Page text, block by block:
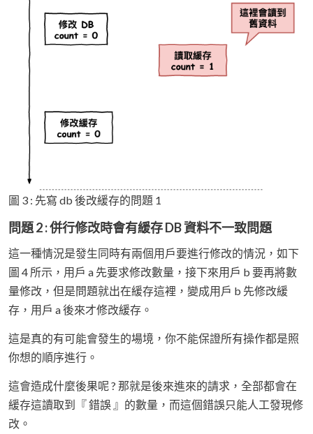
圖 3 : 先寫 db 後改緩存的問題 1
問題 2 : 併行修改時會有緩存 DB 資料不一致問題
這一種情況是發生同時有兩個用戶要進行修改的情況，如下
圖 4 所示，用戶 a 先要求修改數量，接下來用戶 b 要再將數
量修改，但是問題就出在緩存這裡，變成用戶 b 先修改緩
存，用戶 a 後來才修改緩存。
這是真的有可能會發生的場境，你不能保證所有操作都是照
你想的順序進行。
這會造成什麼後果呢 ? 那就是後來進來的請求，全部都會在
緩存這讀取到『 錯誤 』的數量，而這個錯誤只能人工發現修
改。